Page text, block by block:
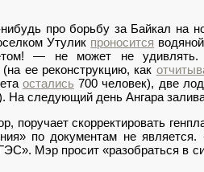
нибудь про борьбу за Байкал на
Утулик проносится
— не может не удивлять.
ее реконструкцию, как
остались 700 человек), две
На следующий день Ангара
поручает скорректировать
по документам не
Мэр просит «разобраться в